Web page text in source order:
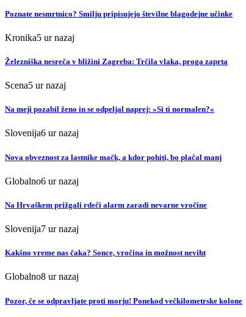
Poznate nesmrtnico? Smilju pripisujejo številne blagodejne učinke
Kronika5 ur nazaj
Železniška nesreča v bližini Zagreba: Trčila vlaka, proga zaprta
Scena5 ur nazaj
Na meji pozabil ženo in se odpeljal naprej: »Si ti normalen?«
Slovenija6 ur nazaj
Nova obveznost za lastnike mačk, a kdor pohiti, bo plačal manj
Globalno6 ur nazaj
Na Hrvaškem prižgali rdeči alarm zaradi nevarne vročine
Slovenija7 ur nazaj
Kakšno vreme nas čaka? Sonce, vročina in možnost neviht
Globalno8 ur nazaj
Pozor, če se odpravljate proti morju! Ponekod večkilometrske kolone